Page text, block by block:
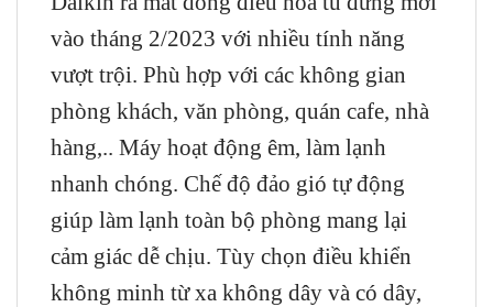
vào tháng 2/2023 với nhiều tính năng
vượt trội. Phù hợp với các không gian
phòng khách, văn phòng, quán cafe, nhà
hàng,.. Máy hoạt động êm, làm lạnh
nhanh chóng. Chế độ đảo gió tự động
giúp làm lạnh toàn bộ phòng mang lại
cảm giác dễ chịu. Tùy chọn điều khiển
không minh từ xa không dây và có dây,